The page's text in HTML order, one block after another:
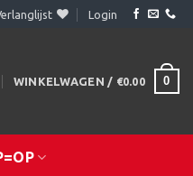
Login
WINKELWAGEN / €0.00 0